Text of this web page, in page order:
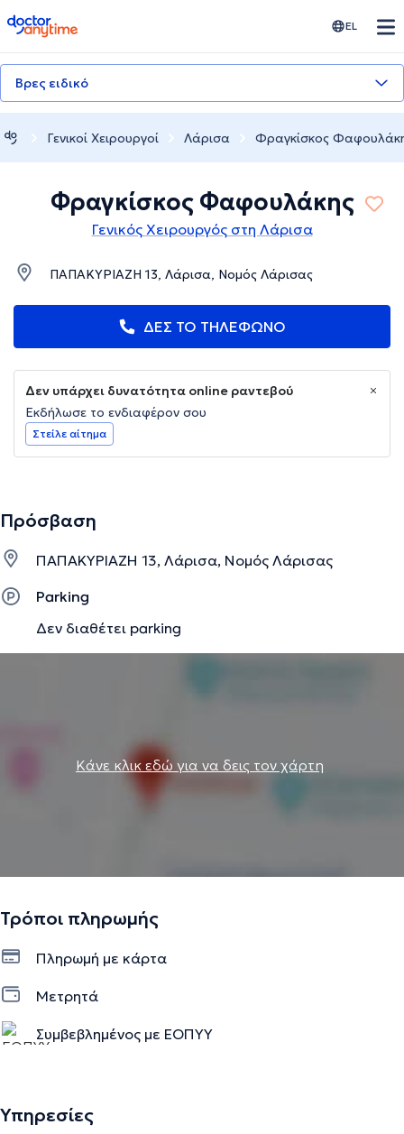
doctoranytime EL
Βρες ειδικό
Γενικοί Χειρουργοί Λάρισα Φραγκίσκος
Φραγκίσκος Φαφουλάκης
Γενικός Χειρουργός στη Λάρισα
ΠΑΠΑΚΥΡΙΑΖΗ 13, Λάρισα, Νομός Λάρισας
ΔΕΣ ΤΟ ΤΗΛΕΦΩΝΟ
Δεν υπάρχει δυνατότητα online ραντεβού
Εκδήλωσε το ενδιαφέρον σου
Στείλε αίτημα
Πρόσβαση
ΠΑΠΑΚΥΡΙΑΖΗ 13, Λάρισα, Νομός Λάρισας
Parking
Δεν διαθέτει parking
Κάνε κλικ εδώ για να δεις τον χάρτη
Τρόποι πληρωμής
Πληρωμή με κάρτα
Μετρητά
Συμβεβλημένος με ΕΟΠΥΥ
Υπηρεσίες